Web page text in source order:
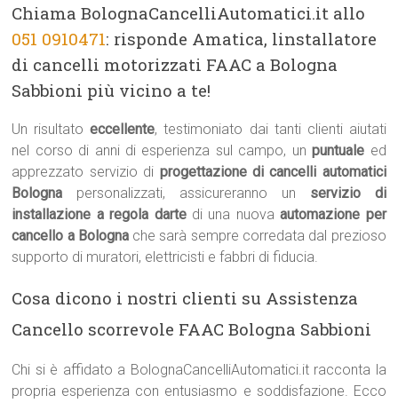
Chiama BolognaCancelliAutomatici.it allo
051 0910471: risponde Amatica, linstallatore
di cancelli motorizzati FAAC a Bologna
Sabbioni più vicino a te!
Un risultatoeccellente, testimoniato dai tanti clienti aiutati
nel corso di anni di esperienza sul campo, unpuntuale ed
apprezzato servizio di progettazione di cancelli automatici
Bologna personalizzati, assicureranno un servizio di
installazione a regola dartedi una nuovaautomazione per
cancello a Bologna che sarà sempre corredata dal prezioso
supporto di muratori, elettricisti e fabbri di fiducia.
Cosa dicono i nostri clienti su Assistenza
Cancello scorrevole FAAC Bologna Sabbioni
Chi si è affidato a BolognaCancelliAutomatici.it racconta la
propria esperienza con entusiasmo e soddisfazione. Ecco